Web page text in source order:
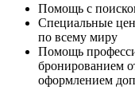
Помощь с
Специальные
по всему миру
Помощь
бронированием
оформлением